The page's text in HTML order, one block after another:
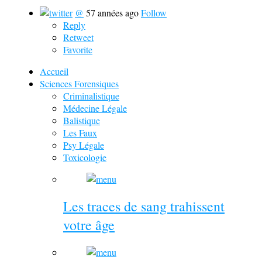
@ 57 années agoFollow
Reply
Retweet
Favorite
Accueil
Sciences Forensiques
Criminalistique
Médecine Légale
Balistique
Les Faux
Psy Légale
Toxicologie
Les traces de sang trahissent
votre âge